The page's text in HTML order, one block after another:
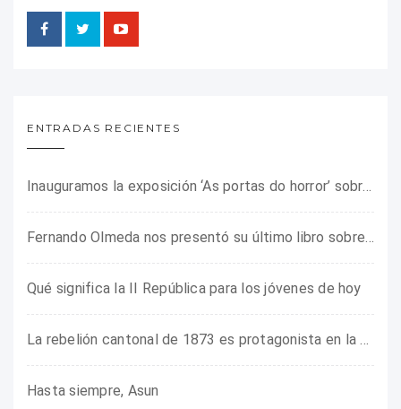
ENTRADAS RECIENTES
Inauguramos la exposición ‘As portas do horror’ sobre el campo de concentración franquista de Camposancos
Fernando Olmeda nos presentó su último libro sobre la fotógrafa Gerda Taro
Qué significa la II República para los jóvenes de hoy
La rebelión cantonal de 1873 es protagonista en la ARMHADH
Hasta siempre, Asun